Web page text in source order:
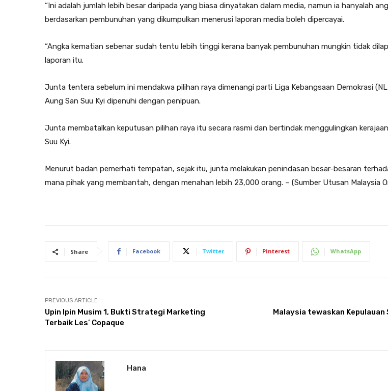
“Ini adalah jumlah lebih besar daripada yang biasa dinyatakan dalam media, namun ia hanyalah
berdasarkan pembunuhan yang dikumpulkan menerusi laporan media boleh dipercayai.
“Angka kematian sebenar sudah tentu lebih tinggi kerana banyak pembunuhan mungkin tidak
laporan itu.
Junta tentera sebelum ini mendakwa pilihan raya dimenangi parti Liga Kebangsaan Demokrasi
Aung San Suu Kyi dipenuhi dengan penipuan.
Junta membatalkan keputusan pilihan raya itu secara rasmi dan bertindak menggulingkan
Suu Kyi.
Menurut badan pemerhati tempatan, sejak itu, junta melakukan penindasan besar-besaran
mana pihak yang membantah, dengan menahan lebih 23,000 orang. – (Sumber Utusan Malaysia
Share Facebook Twitter Pinterest WhatsApp
PREVIOUS ARTICLE
Upin Ipin Musim 1, Bukti Strategi Marketing
Terbaik Les’ Copaque
Malaysia tewaskan Kepulauan
Hana